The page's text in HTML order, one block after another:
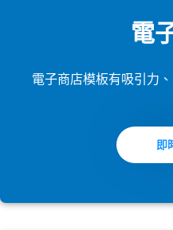
電
電子商店模板有吸引力
即